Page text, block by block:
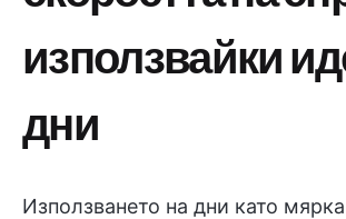
използвайки
дни
Използването на дни като